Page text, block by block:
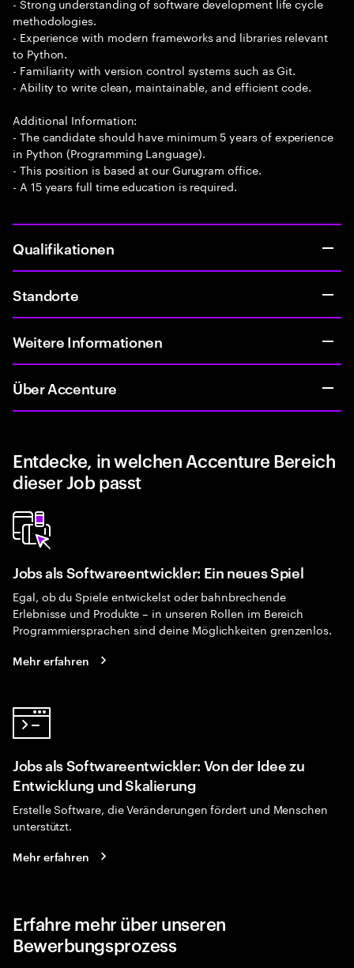
methodologies.
- Experience with modern frameworks and libraries relevant
to Python.
- Familiarity with version control systems such as Git.
- Ability to write clean, maintainable, and efficient code.
Additional Information:
- The candidate should have minimum 5 years of experience
in Python (Programming Language).
- This position is based at our Gurugram office.
- A 15 years full time education is required.
Qualifikationen
Standorte
Weitere Informationen
Über Accenture
Entdecke, in welchen Accenture Bereich
dieser Job passt
Jobs als Softwareentwickler: Ein neues Spiel
Egal, ob du Spiele entwickelst oder bahnbrechende
Erlebnisse und Produkte – in unseren Rollen im Bereich
Programmiersprachen sind deine Möglichkeiten grenzenlos.
Mehr erfahren
Jobs als Softwareentwickler: Von der Idee zu
Entwicklung und Skalierung
Erstelle Software, die Veränderungen fördert und Menschen
unterstützt.
Mehr erfahren
Erfahre mehr über unseren
Bewerbungsprozess